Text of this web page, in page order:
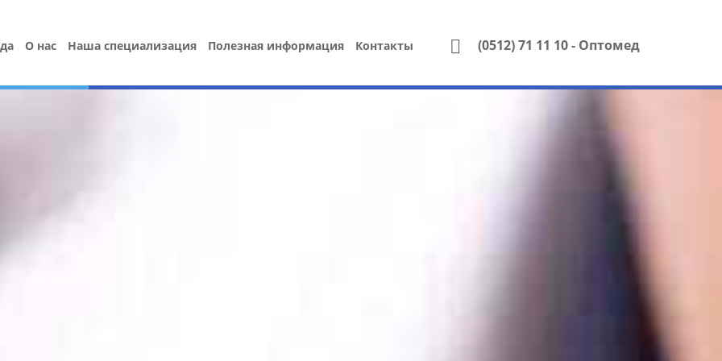
(0512) 71 11 10- Оптомед
О нас Наша специализация Полезная информация Контакты